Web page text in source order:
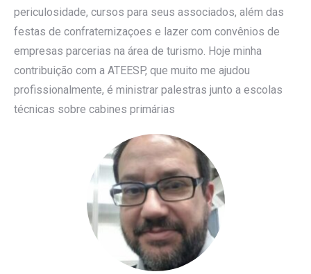
periculosidade, cursos para seus associados, além das
festas de confraternizaçoes e lazer com convênios de
empresas parcerias na área de turismo. Hoje minha
contribuição com a ATEESP, que muito me ajudou
profissionalmente, é ministrar palestras junto a escolas
técnicas sobre cabines primárias